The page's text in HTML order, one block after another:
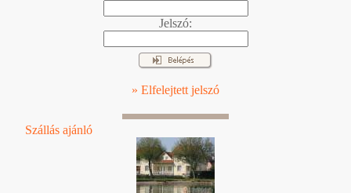
Jelszó:
» Elfelejtett jelszó
Szállás ajánló